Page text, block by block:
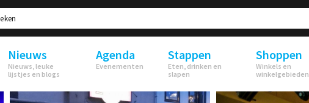
Nieuws
Nieuws, leuke
lijstjes en blogs
Agenda
Evenementen
Stappen
Eten, drinken en
slapen
Shoppen
Winkels en
winkelgebieden